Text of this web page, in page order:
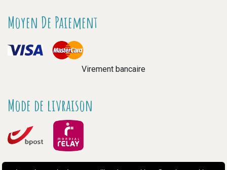
Moyen De Paiement
Virement bancaire
Mode de livraison